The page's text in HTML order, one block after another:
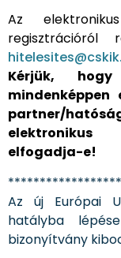
Az
regisztrációról
Kérjük,
partner/
elektronikus
elfogadja-e!
Az új Európai
hatályba
bizonyítvány